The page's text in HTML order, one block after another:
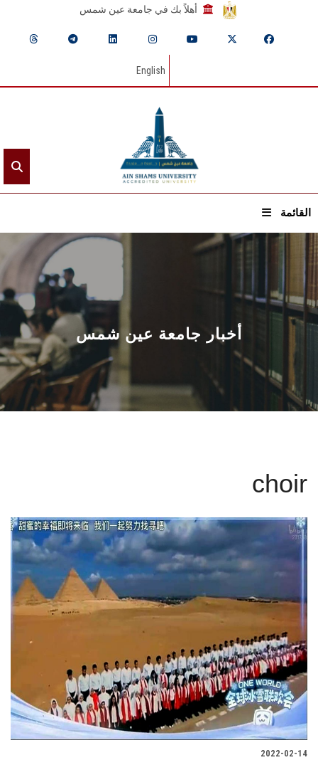
أهلاً بك في جامعة عين شمس
English
القائمة
الرئيسيـة
عن الجامعة
القطاعـات
الشئون الأكاديمية
البحث العلمي
الأنظمة الذكية
الإعلام
تواصل معنا
الطلاب
هيئة التدريس
الدراسات العليا
أخبار جامعة عين شمس
choir
2022-02-14